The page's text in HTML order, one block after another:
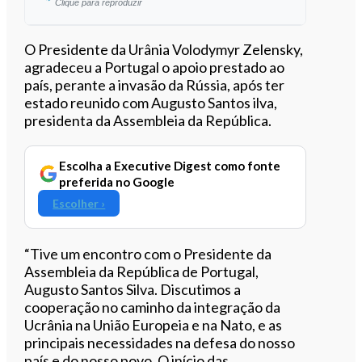
Clique para reproduzir
Ouvir este artigo
O Presidente da Urânia Volodymyr Zelensky,
agradeceu a Portugal o apoio prestado ao
país, perante a invasão da Rússia, após ter
estado reunido com Augusto Santos ilva,
presidenta da Assembleia da República.
Escolha a Executive Digest como fonte
preferida no Google
Escolher ›
“Tive um encontro com o Presidente da
Assembleia da República de Portugal,
Augusto Santos Silva. Discutimos a
cooperação no caminho da integração da
Ucrânia na União Europeia e na Nato, e as
principais necessidades na defesa do nosso